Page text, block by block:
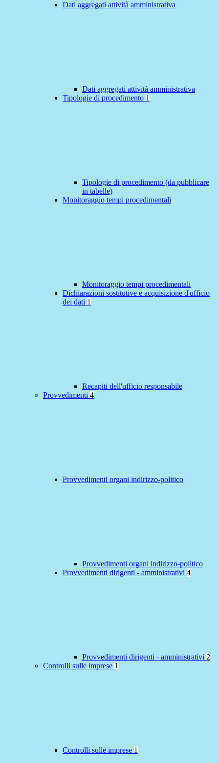
Dati aggregati attività amministrativa
Dati aggregati attività amministrativa
Tipologie di procedimento 1
Tipologie di procedimento (da pubblicare
in tabelle)
Monitoraggio tempi procedimentali
Monitoraggio tempi procedimentali
Dichiarazioni sostitutive e acquisizione d'ufficio
dei dati 1
Recapiti dell'ufficio responsabile
Provvedimenti 4
Provvedimenti organi indirizzo-politico
Provvedimenti organi indirizzo-politico
Provvedimenti dirigenti - amministrativi 4
Provvedimenti dirigenti - amministrativi 2
Controlli sulle imprese 1
Controlli sulle imprese 1